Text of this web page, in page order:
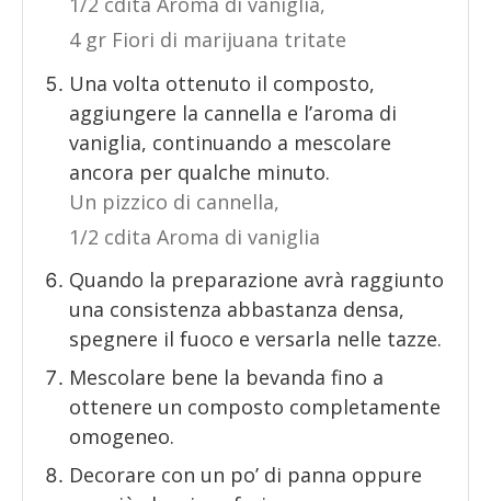
4 gr Fiori di marijuana tritate
Una volta ottenuto il composto,
aggiungere la cannella e l’aroma di
vaniglia, continuando a mescolare
ancora per qualche minuto.
Un pizzico di cannella,
1/2 cdita Aroma di vaniglia
Quando la preparazione avrà raggiunto
una consistenza abbastanza densa,
spegnere il fuoco e versarla nelle tazze.
Mescolare bene la bevanda fino a
ottenere un composto completamente
omogeneo.
Decorare con un po’ di panna oppure